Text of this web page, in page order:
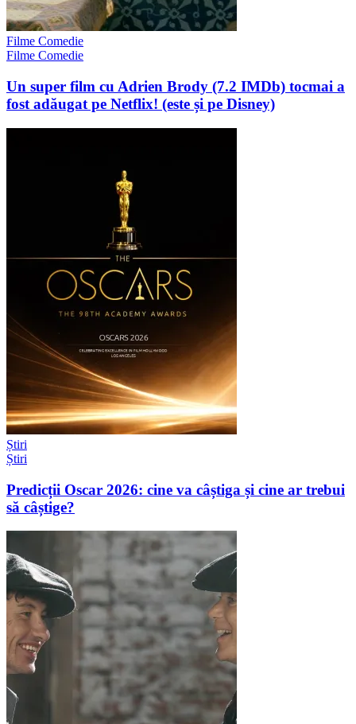
Filme Comedie
Filme Comedie
Un super film cu Adrien Brody (7.2 IMDb) tocmai a
fost adăugat pe Netflix! (este și pe Disney)
Știri
Știri
Predicții Oscar 2026: cine va câștiga și cine ar trebui
să câștige?